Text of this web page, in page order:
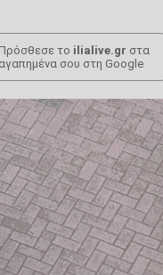
Πρόσθεσε το ilialive.gr στα
αγαπημένα σου στη Google